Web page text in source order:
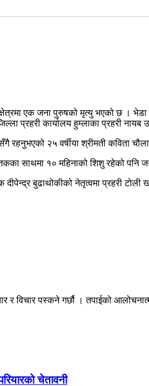
एक जना पुरुषको मृत्यु भएको छ ।
प्रहरी कार्यालय हुम्लाका प्रहरी
रहनुभएको २५ वर्षीया श्रीमती कविता
साथमा १० महिनाको शिशु रहेको पनि
दीपेन्द्र बुढाथोकीको नेतृत्वमा प्रहरी
र विचार पस्कने गर्छौ । तपाईको
चेतावनी